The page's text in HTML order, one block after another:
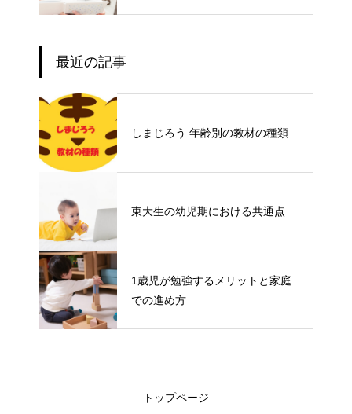
最近の記事
しまじろう 年齢別の教材の種類
東大生の幼児期における共通点
1歳児が勉強するメリットと家庭
での進め方
トップページ